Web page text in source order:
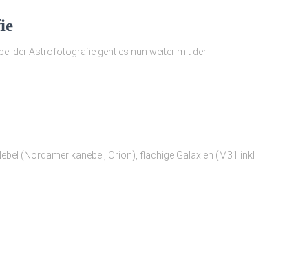
der Astrofotografie geht es nun weiter mit der
(Nordamerikanebel, Orion), flächige Galaxien (M31 inkl